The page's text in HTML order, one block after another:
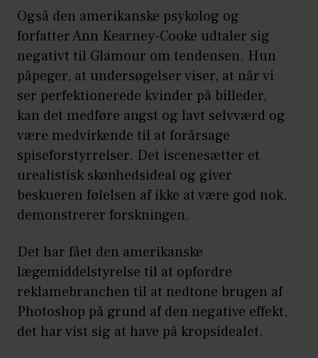
Også den amerikanske psykolog og
forfatter Ann Kearney-Cooke udtaler sig
negativt til Glamour om tendensen. Hun
påpeger, at undersøgelser viser, at når vi
ser perfektionerede kvinder på billeder,
kan det medføre angst og lavt selvværd og
være medvirkende til at forårsage
spiseforstyrrelser. Det iscenesætter et
urealistisk skønhedsideal og giver
beskueren følelsen af ikke at være god nok,
demonstrerer forskningen.
Det har fået den amerikanske
lægemiddelstyrelse til at opfordre
reklamebranchen til at nedtone brugen af
Photoshop på grund af den negative effekt,
det har vist sig at have på kropsidealet.